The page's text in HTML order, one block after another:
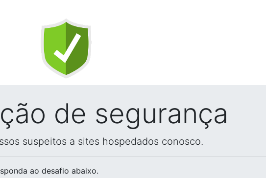
de segurança
suspeitos a sites hospedados conosco.
ao desafio abaixo.